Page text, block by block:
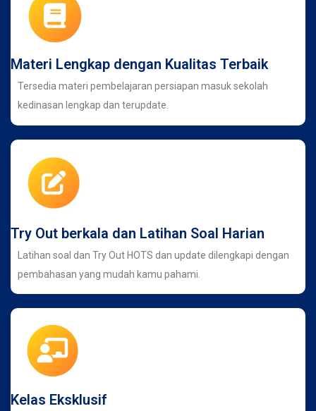
Materi Lengkap dengan Kualitas Terbaik
Tersedia materi pembelajaran persiapan masuk sekolah
kedinasan lengkap dan terupdate.
Try Out berkala dan Latihan Soal Harian
Latihan soal dan Try Out HOTS dan update dilengkapi dengan
pembahasan yang mudah kamu pahami.
Kelas Eksklusif